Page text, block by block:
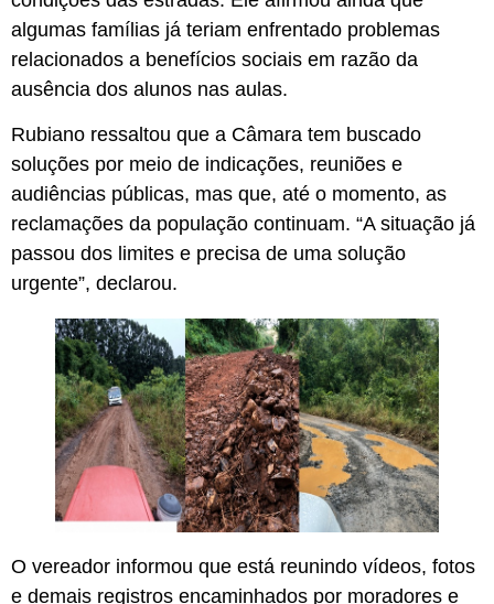
algumas famílias já teriam enfrentado problemas
relacionados a benefícios sociais em razão da
ausência dos alunos nas aulas.
Rubiano ressaltou que a Câmara tem buscado
soluções por meio de indicações, reuniões e
audiências públicas, mas que, até o momento, as
reclamações da população continuam. “A situação já
passou dos limites e precisa de uma solução
urgente”, declarou.
O vereador informou que está reunindo vídeos, fotos
e demais registros encaminhados por moradores e